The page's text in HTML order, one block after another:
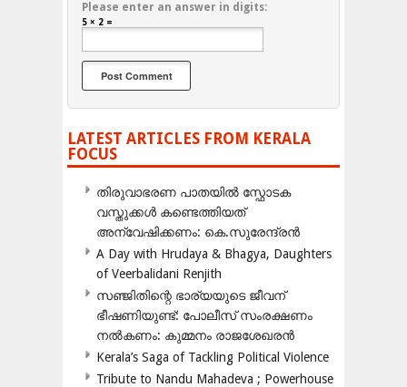
Please enter an answer in digits:
5 × 2 =
LATEST ARTICLES FROM KERALA
FOCUS
തിരുവാഭരണ പാതയിൽ സ്ഫോടക
വസ്തുക്കൾ കണ്ടെത്തിയത്
അന്വേഷിക്കണം: കെ.സുരേന്ദ്രൻ
A Day with Hrudaya & Bhagya, Daughters
of Veerbalidani Renjith
സഞ്ജിതിന്റെ ഭാര്യയുടെ ജീവന്
ഭീഷണിയുണ്ട്: പോലീസ് സംരക്ഷണം
നൽകണം: കുമ്മനം രാജശേഖരൻ
Kerala’s Saga of Tackling Political Violence
Tribute to Nandu Mahadeva ; Powerhouse